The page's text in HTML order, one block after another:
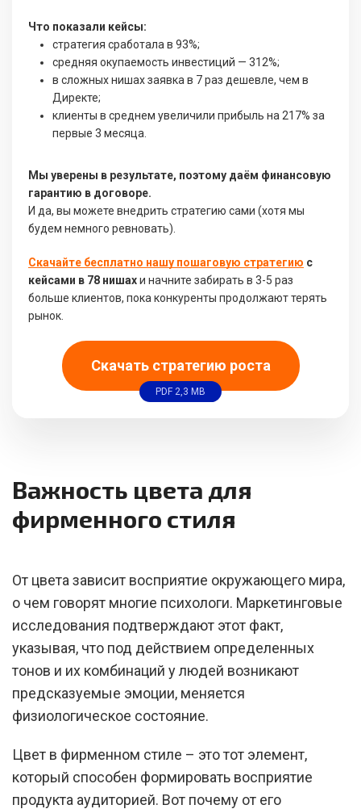
Что показали кейсы:
стратегия сработала в 93%;
средняя окупаемость инвестиций — 312%;
в сложных нишах заявка в 7 раз дешевле, чем в
Директе;
клиенты в среднем увеличили прибыль на 217% за
первые 3 месяца.
Мы уверены в результате, поэтому даём финансовую
гарантию в договоре.
И да, вы можете внедрить стратегию сами (хотя мы
будем немного ревновать).
Скачайте бесплатно нашу пошаговую стратегию с
кейсами в 78 нишахи начните забирать в 3-5 раз
больше клиентов, пока конкуренты продолжают терять
рынок.
Скачать стратегию роста
PDF 2,3 MB
Важность цвета для
фирменного стиля
От цвета зависит восприятие окружающего мира,
о чем говорят многие психологи. Маркетинговые
исследования подтверждают этот факт,
указывая, что под действием определенных
тонов и их комбинаций у людей возникают
предсказуемые эмоции, меняется
физиологическое состояние.
Цвет в фирменном стиле – это тот элемент,
который способен формировать восприятие
продукта аудиторией. Вот почему от его